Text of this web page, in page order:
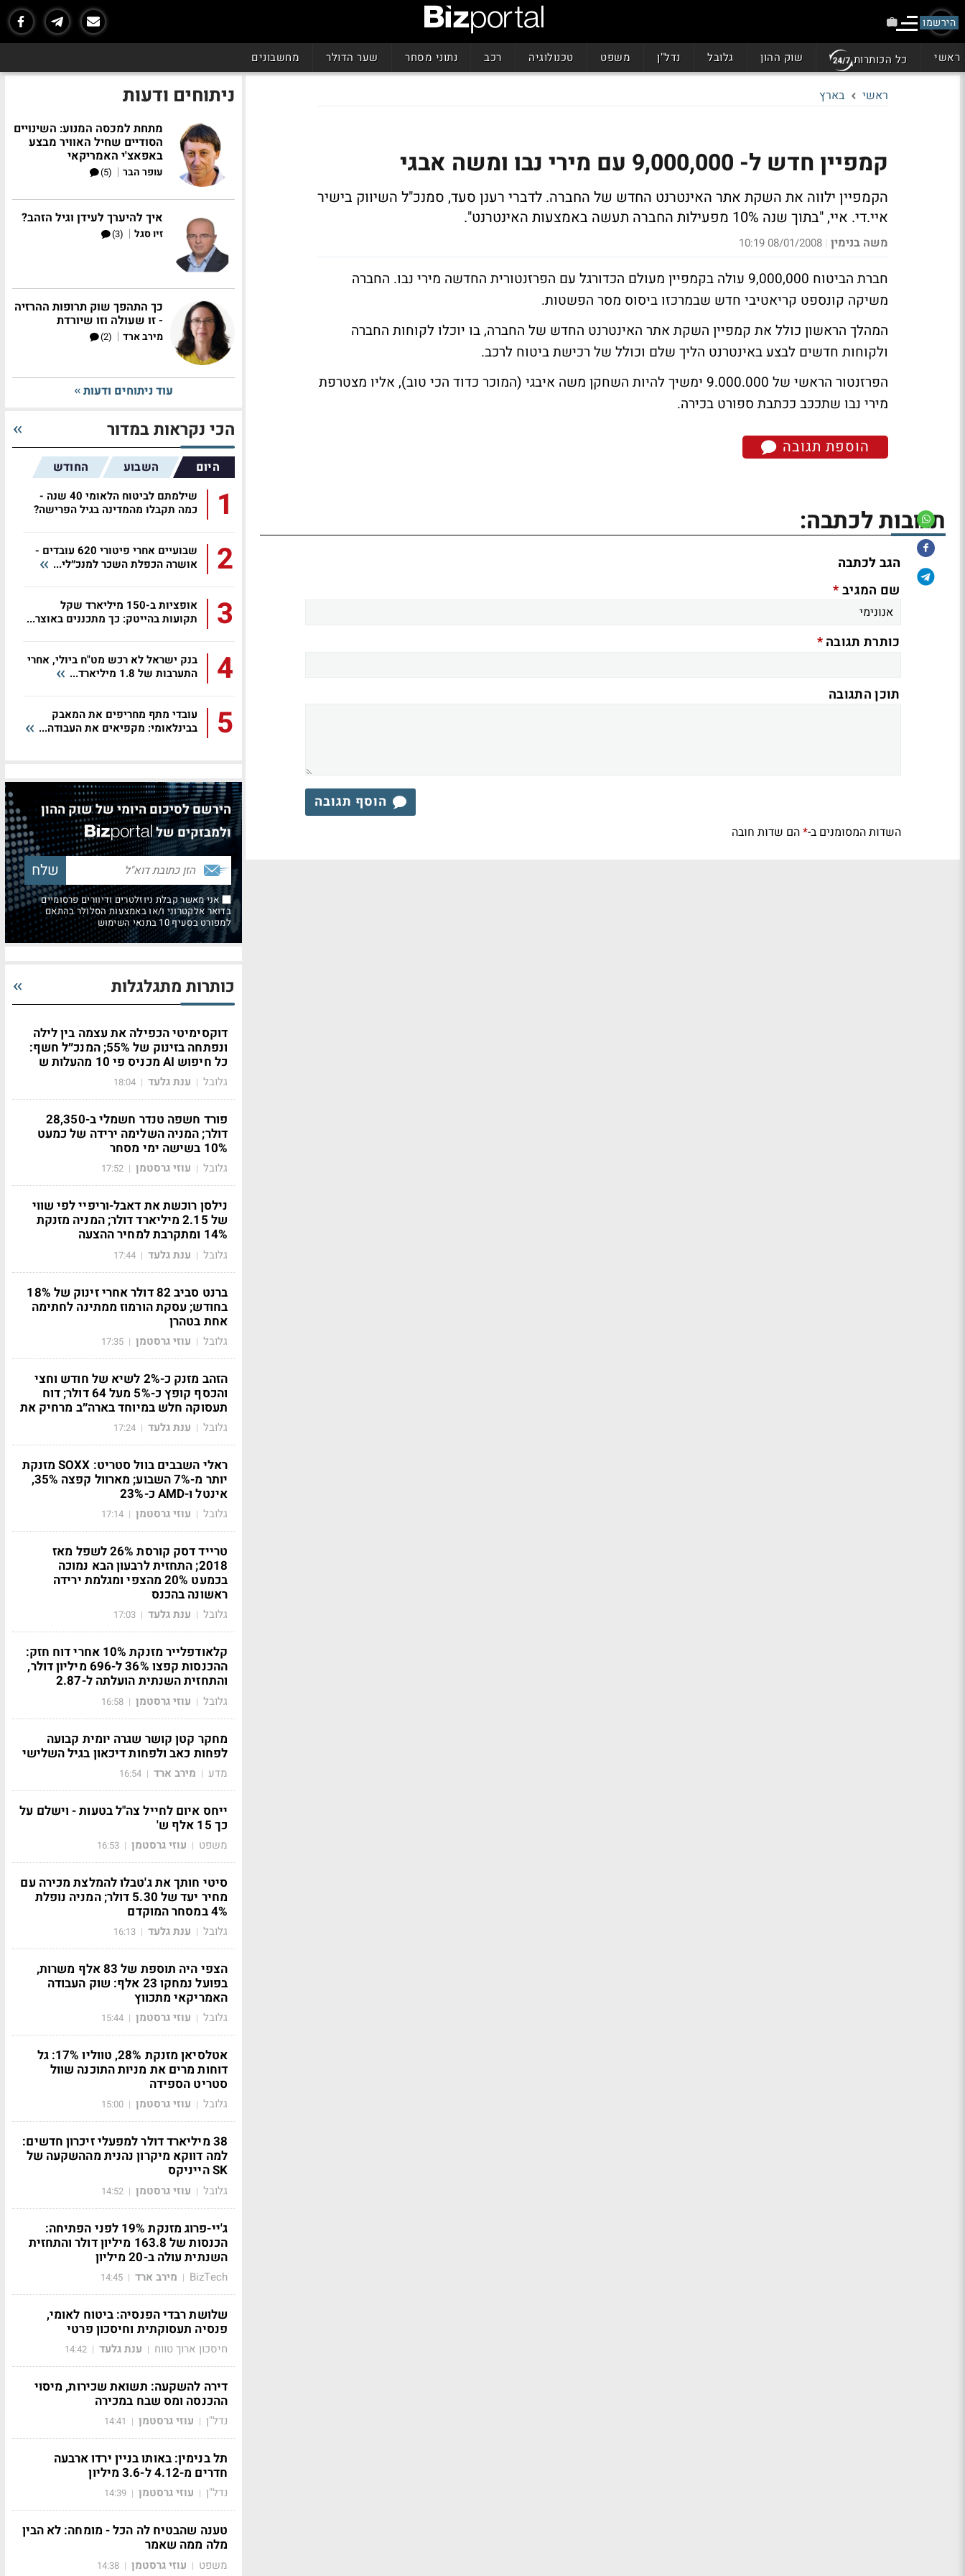
הירשמו
ראשי כל הכותרות שוק ההון גלובל נדל"ן משפט טכנולוגיה רכב נתוני מסחר שער הדולר מחשבונים
ראשי בארץ
קמפיין חדש ל- 9,000,000 עם מירי נבו ומשה אבגי
הקמפיין ילווה את השקת אתר האינטרנט החדש של החברה. לדברי רענן סעד, סמנכ"ל השיווק בישיר
איי.די. איי, "בתוך שנה 10% מפעילות החברה תעשה באמצעות האינטרנט".
משה בנימין |
08/01/2008 10:19
חברת הביטוח 9,000,000 עולה בקמפיין מעולם הכדורגל עם הפרזנטורית החדשה מירי נבו. החברה
משיקה קונספט קריאטיבי חדש שבמרכזו ביסוס מסר הפשטות.
המהלך הראשון כולל את קמפיין השקת אתר האינטרנט החדש של החברה, בו יוכלו לקוחות החברה
ולקוחות חדשים לבצע באינטרנט הליך שלם וכולל של רכישת ביטוח לרכב.
הפרזנטור הראשי של 9.000.000 ימשיך להיות השחקן משה איבגי (המוכר כדוד הכי טוב), אליו מצטרפת
מירי נבו שתככב ככתבת ספורט בכירה.
הוספת תגובה
תגובות לכתבה:
הגב לכתבה
שם המגיב*
כותרת תגובה*
תוכן התגובה
הוסף תגובה
השדות המסומנים ב-*הם שדות חובה
ניתוחים ודעות
מתחת למכסה המנוע: השינויים
הסודיים שחיל האוויר מבצע
באפאצ'י האמריקאי
עופר הבר |
(5)
איך להיערך לעידן וגיל הזהב?
זיו סגל |
(3)
כך התהפך שוק תרופות ההרזיה
- זו שעולה וזו שיורדת
מירב ארד |
(2)
עוד ניתוחים ודעות
הכי נקראות במדור
היום השבוע החודש
1
שילמתם לביטוח הלאומי 40 שנה -
כמה תקבלו מהמדינה בגיל הפרישה?
2
שבועיים אחרי פיטורי 620 עובדים -
אושרה הכפלת השכר למנכ״לי...
3
אופציות ב-150 מיליארד שקל
תקועות בהייטק: כך מתכננים באוצר...
4
בנק ישראל לא רכש מט"ח ביולי, אחרי
התערבות של 1.8 מיליארד...
5
עובדי מתף מחריפים את המאבק
בבינלאומי: מקפיאים את העבודה...
הירשם לסיכום היומי של שוק ההון
ולמבזקים של
אני מאשר קבלת ניוזלטרים ודיוורים פרסומיים
בדואר אלקטרוני ו/או באמצעות הסלולר בהתאם
למפורט בסעיף 10 בתנאי השימוש
כותרות מתגלגלות
דוקסימיטי הכפילה את עצמה בין לילה
ונפתחה בזינוק של 55%; המנכ״ל חשף:
כל חיפוש AI מכניס פי 10 מהעלות ש
גלובל | ענת גלעד |
18:04
פורד חשפה טנדר חשמלי ב-28,350
דולר; המניה השלימה ירידה של כמעט
10% בשישה ימי מסחר
גלובל | עוזי גרסטמן |
17:52
נילסן רוכשת את דאבל-וריפיי לפי שווי
של 2.15 מיליארד דולר; המניה מזנקת
14% ומתקרבת למחיר ההצעה
גלובל | ענת גלעד |
17:44
ברנט סביב 82 דולר אחרי זינוק של 18%
בחודש; עסקת הורמוז ממתינה לחתימה
אחת בטהרן
גלובל | עוזי גרסטמן |
17:35
הזהב מזנק כ-2% לשיא של חודש וחצי
והכסף קופץ כ-5% מעל 64 דולר; דוח
תעסוקה חלש במיוחד בארה״ב מרחיק את
גלובל | ענת גלעד |
17:24
ראלי השבבים בוול סטריט: SOXX מזנקת
יותר מ-7% השבוע; מארוול קפצה 35%,
אינטל ו-AMD כ-23%
גלובל | עוזי גרסטמן |
17:14
טרייד דסק קורסת 26% לשפל מאז
2018; התחזית לרבעון הבא נמוכה
בכמעט 20% מהצפי ומגלמת ירידה
ראשונה בהכנס
גלובל | ענת גלעד |
17:03
קלאודפלייר מזנקת 10% אחרי דוח חזק:
ההכנסות קפצו 36% ל-696 מיליון דולר,
והתחזית השנתית הועלתה ל-2.87
גלובל | עוזי גרסטמן |
16:58
מחקר קטן קושר שגרה יומית קבועה
לפחות כאב ולפחות דיכאון בגיל השלישי
מדע | מירב ארד |
16:54
ייחס איום לחייל צה"ל בטעות - וישלם על
כך 15 אלף ש'
משפט | עוזי גרסטמן |
16:53
סיטי חותך את ג'טבלו להמלצת מכירה עם
מחיר יעד של 5.30 דולר; המניה נופלת
4% במסחר המוקדם
גלובל | ענת גלעד |
16:13
הצפי היה תוספת של 83 אלף משרות,
בפועל נמחקו 23 אלף: שוק העבודה
האמריקאי מתכווץ
גלובל | עוזי גרסטמן |
15:44
אטלסיאן מזנקת 28%, טווליו 17%: גל
דוחות מרים את מניות התוכנה שוול
סטריט הספידה
גלובל | עוזי גרסטמן |
15:00
38 מיליארד דולר למפעלי זיכרון חדשים:
למה דווקא מיקרון נהנית מההשקעה של
SK הייניקס
גלובל | עוזי גרסטמן |
14:52
ג'יי-פרוג מזנקת 19% לפני הפתיחה:
הכנסות של 163.8 מיליון דולר והתחזית
השנתית עולה ב-20 מיליון
BizTech
| מירב ארד |
14:45
שלושת רבדי הפנסיה: ביטוח לאומי,
פנסיה תעסוקתית וחיסכון פרטי
חיסכון ארוך טווח | ענת גלעד |
14:42
דירה להשקעה: תשואת שכירות, מיסוי
ההכנסה ומס שבח במכירה
נדל"ן | עוזי גרסטמן |
14:41
תל בנימין: באותו בניין ירדו ארבעה
חדרים מ-4.12 ל-3.6 מיליון
נדל"ן | עוזי גרסטמן |
14:39
טענה שהבטיח לה הכל - מומחה: לא הבין
מלה ממה שאמר
משפט | עוזי גרסטמן |
14:38